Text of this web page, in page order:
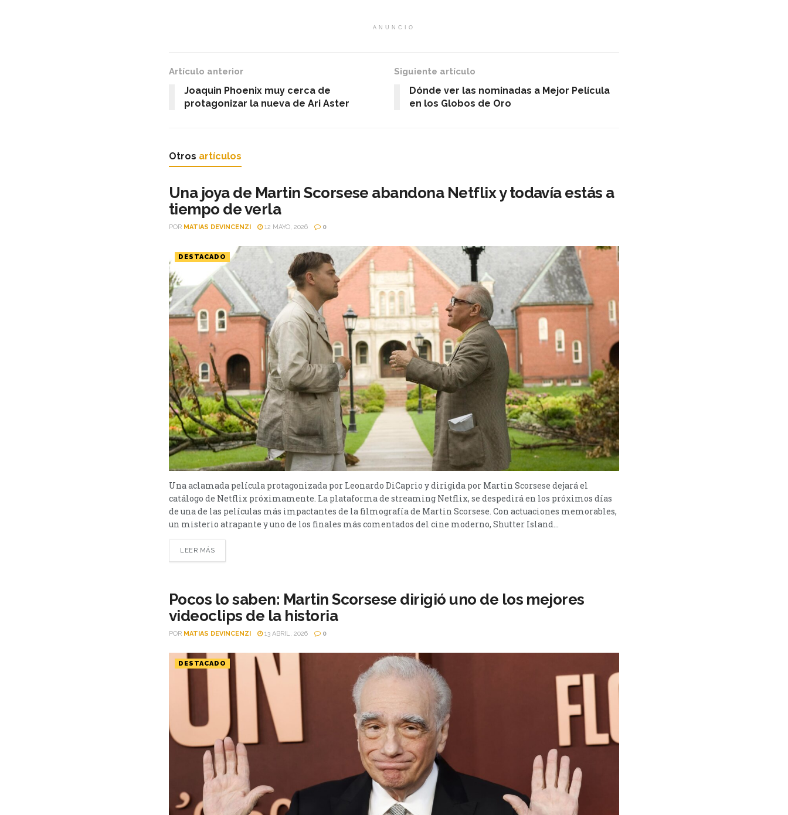
ANUNCIO
Artículo anterior
Joaquin Phoenix muy cerca de
protagonizar la nueva de Ari Aster
Siguiente artículo
Dónde ver las nominadas a Mejor Película
en los Globos de Oro
Otros artículos
Una joya de Martin Scorsese abandona Netflix y todavía estás a
tiempo de verla
POR MATIAS DEVINCENZI 12 MAYO, 2026 0
DESTACADO
Una aclamada película protagonizada por Leonardo DiCaprio y dirigida por Martin Scorsese dejará el
catálogo de Netflix próximamente. La plataforma de streaming Netflix, se despedirá en los próximos días
de una de las películas más impactantes de la filmografía de Martin Scorsese. Con actuaciones memorables,
un misterio atrapante y uno de los finales más comentados del cine moderno, Shutter Island...
LEER MÁS
Pocos lo saben: Martin Scorsese dirigió uno de los mejores
videoclips de la historia
POR MATIAS DEVINCENZI 13 ABRIL, 2026 0
DESTACADO